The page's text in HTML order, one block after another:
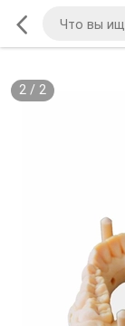
2/ 2